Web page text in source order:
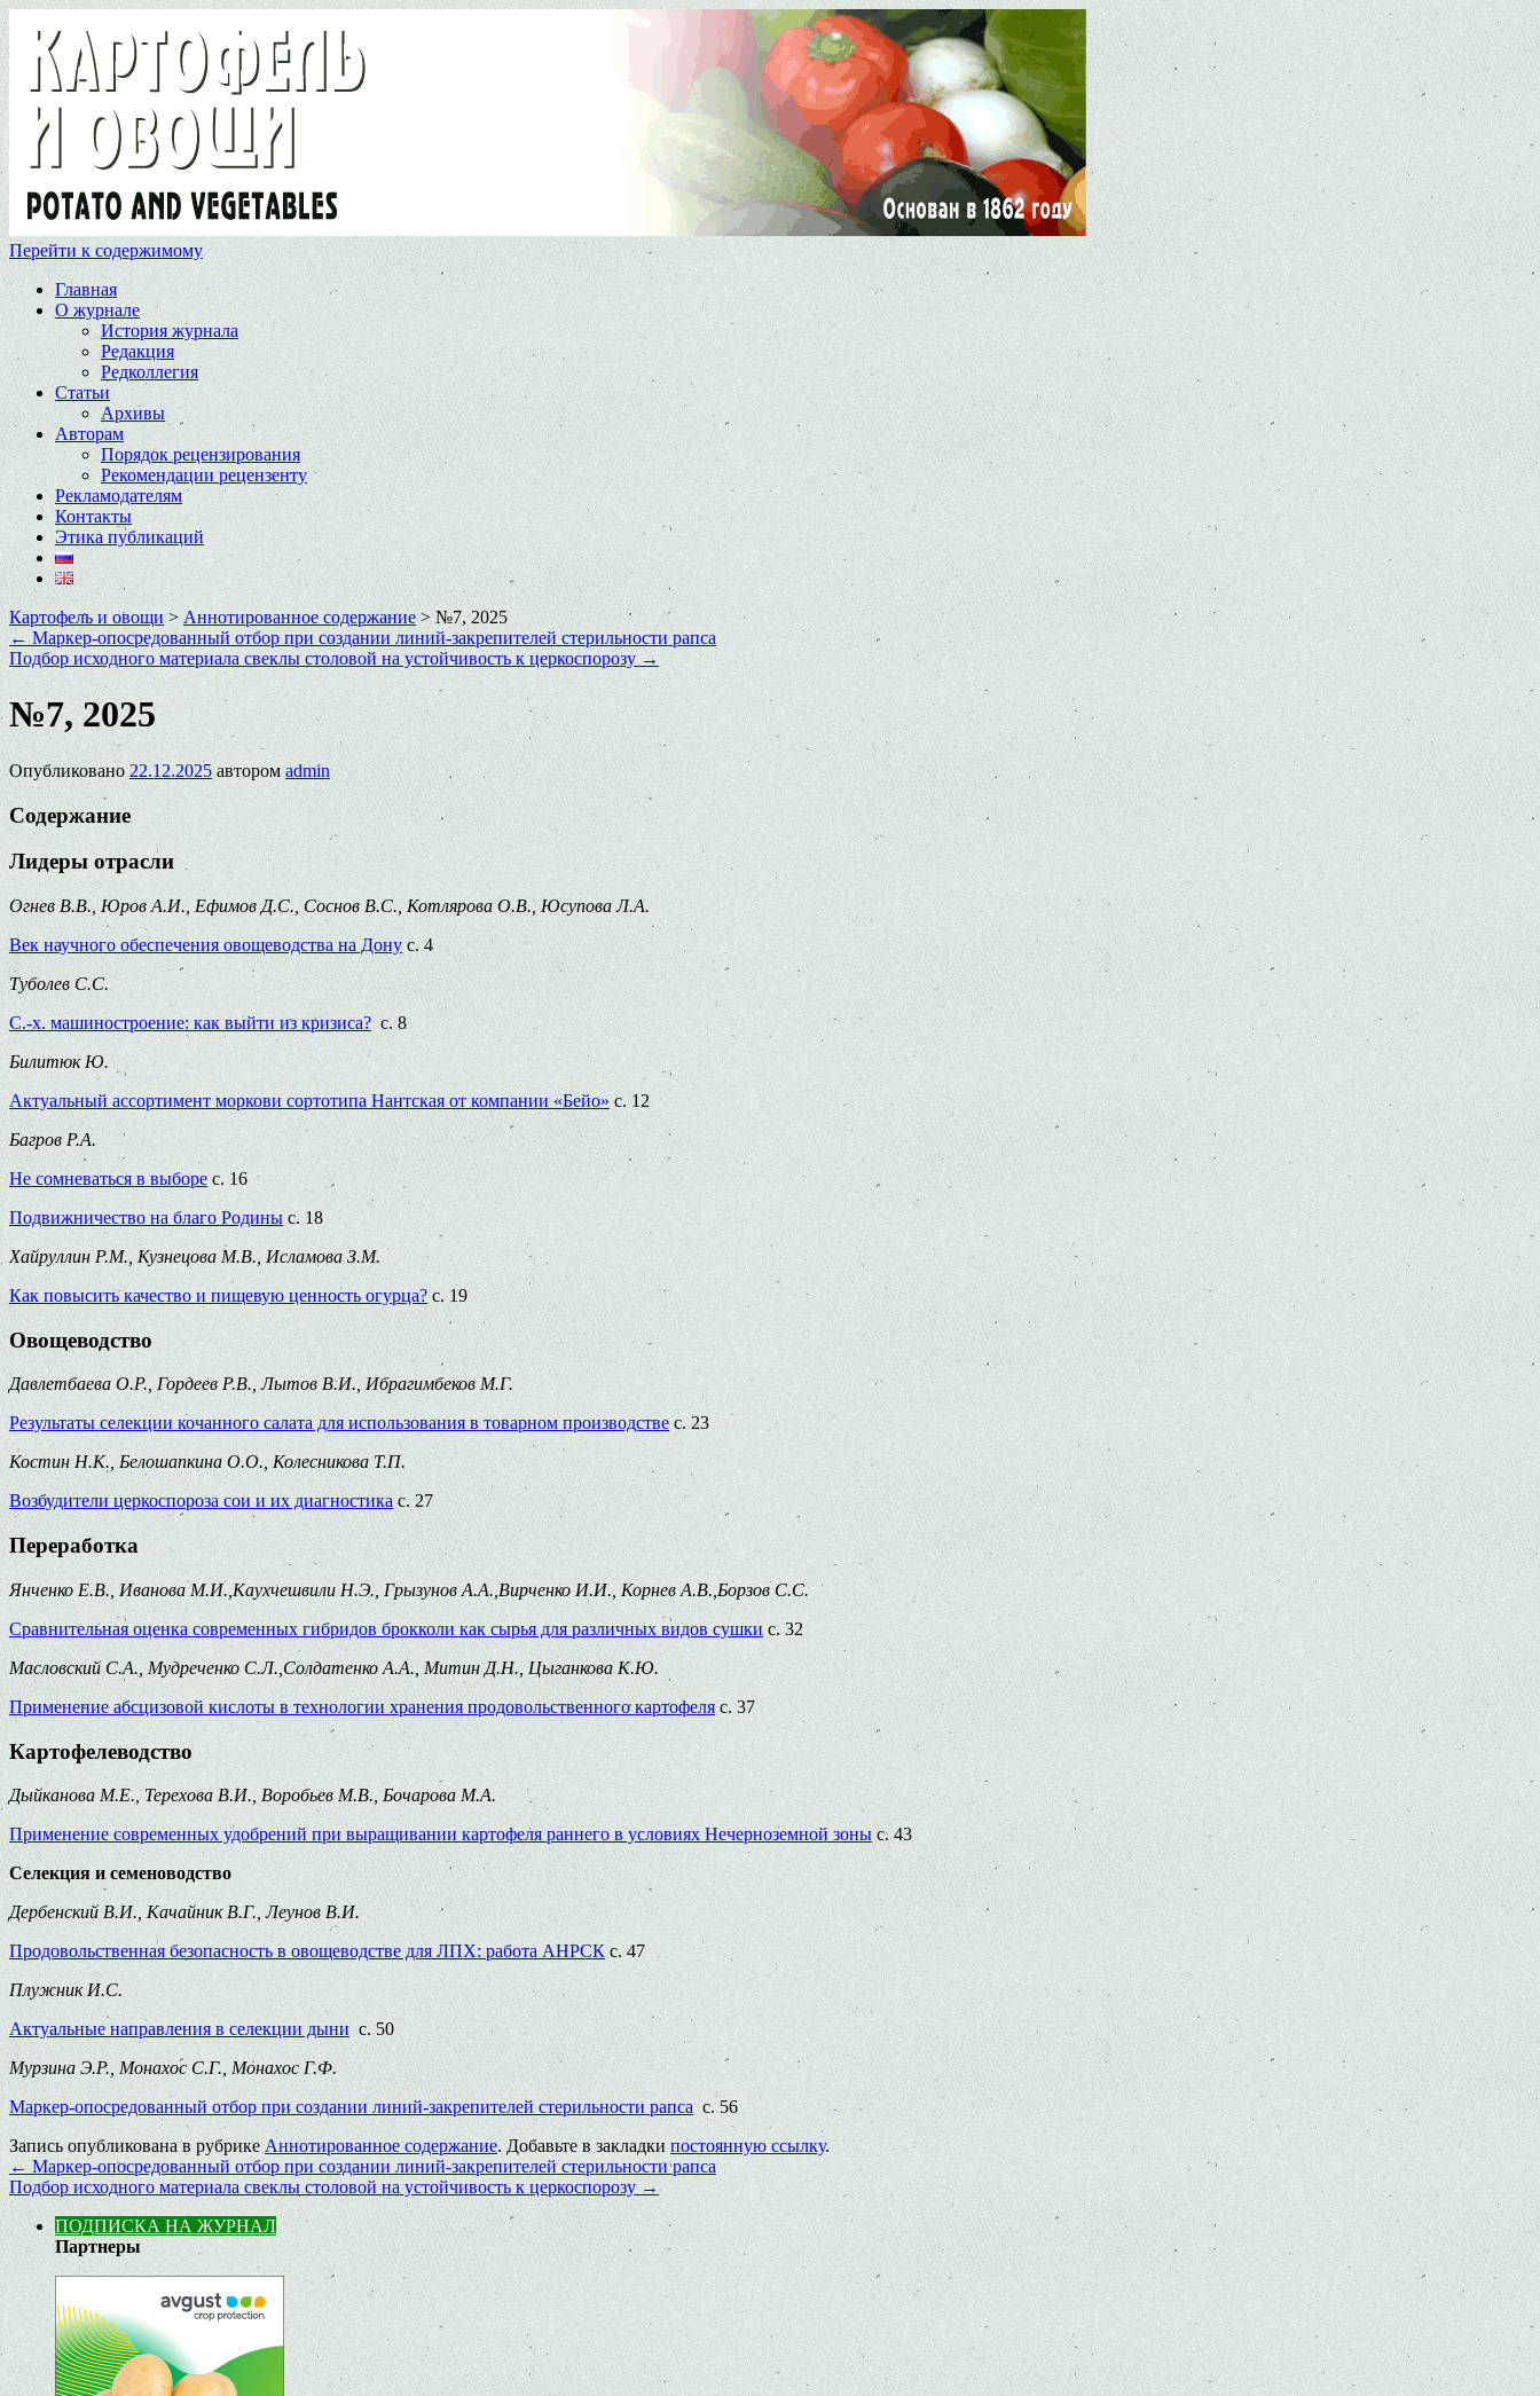
Перейти к содержимому
Главная
О журнале
История журнала
Редакция
Редколлегия
Статьи
Архивы
Авторам
Порядок рецензирования
Рекомендации рецензенту
Рекламодателям
Контакты
Этика публикаций
Картофель и овощи > Аннотированное содержание>№7, 2025
← Маркер-опосредованный отбор при создании линий-закрепителей стерильности рапса
Подбор исходного материала свеклы столовой на устойчивость к церкоспорозу →
№7, 2025
Опубликовано 22.12.2025 автором admin
Содержание
Лидеры отрасли
Огнев В.В., Юров А.И., Ефимов Д.С., Соснов В.С., Котлярова О.В., Юсупова Л.А.
Век научного обеспечения овощеводства на Дону с. 4
Туболев С.С.
С.-х. машиностроение: как выйти из кризиса? с. 8
Билитюк Ю.
Актуальный ассортимент моркови сортотипа Нантская от компании «Бейо»с. 12
Багров Р.А.
Не сомневаться в выборес. 16
Подвижничество на благо Родины с. 18
Хайруллин Р.М., Кузнецова М.В., Исламова З.М.
Как повысить качество и пищевую ценность огурца? с. 19
Овощеводство
Давлетбаева О.Р., Гордеев Р.В., Лытов В.И., Ибрагимбеков М.Г.
Результаты селекции кочанного салата для использования в товарном производстве с. 23
Костин Н.К., Белошапкина О.О., Колесникова Т.П.
Возбудители церкоспороза сои и их диагностика с. 27
Переработка
Янченко Е.В., Иванова М.И.,Каухчешвили Н.Э., Грызунов А.А.,Вирченко И.И., Корнев А.В.,Борзов С.С.
Сравнительная оценка современных гибридов брокколи как сырья для различных видов сушки с. 32
Масловский С.А., Мудреченко С.Л.,Солдатенко А.А., Митин Д.Н., Цыганкова К.Ю.
Применение абсцизовой кислоты в технологии хранения продовольственного картофеляс. 37
Картофелеводство
Дыйканова М.Е., Терехова В.И., Воробьев М.В., Бочарова М.А.
Применение современных удобрений при выращивании картофеля раннего в условиях Нечерноземной зоны с. 43
Селекция и семеноводство
Дербенский В.И., Качайник В.Г., Леунов В.И.
Продовольственная безопасность в овощеводстве для ЛПХ: работа АНРСК с. 47
Плужник И.С.
Актуальные направления в селекции дыни с. 50
Мурзина Э.Р., Монахос С.Г., Монахос Г.Ф.
Маркер-опосредованный отбор при создании линий-закрепителей стерильности рапса с. 56
Запись опубликована в рубрике Аннотированное содержание. Добавьте в закладки постоянную ссылку.
← Маркер-опосредованный отбор при создании линий-закрепителей стерильности рапса
Подбор исходного материала свеклы столовой на устойчивость к церкоспорозу →
ПОДПИСКА НА ЖУРНАЛ
Партнеры